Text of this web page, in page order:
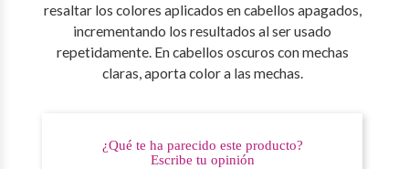
resaltar los colores aplicados en cabellos apagados,
incrementando los resultados al ser usado
repetidamente. En cabellos oscuros con mechas
claras, aporta color a las mechas.
¿Qué te ha parecido este producto?
Escribe tu opinión